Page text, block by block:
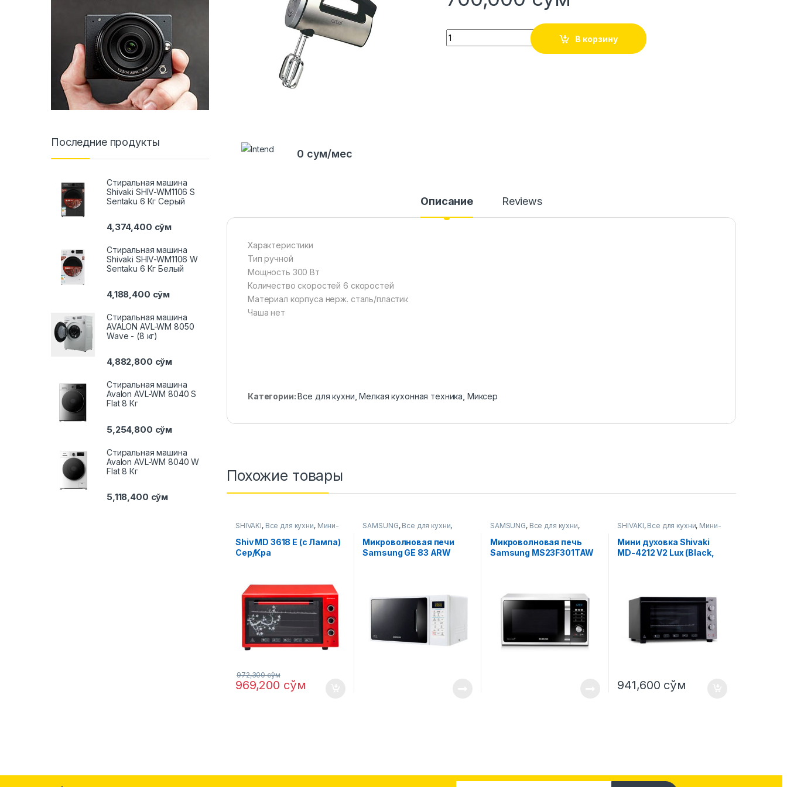
Quantity
В корзину
0 сум/мес
Описание Reviews
Характеристики
Тип ручной
Мощность 300 Вт
Количество скоростей 6 скоростей
Материал корпуса нерж. сталь/пластик
Чаша нет
Категории:Все для кухни ,Мелкая кухонная техника Миксер
Похожие товары
SHIVAKI, Все для кухни, Мини-
Shiv MD 3618 E (с Лампа)
Сер/Kра
969,200 сўм
972,300сўм
SAMSUNG, Все для кухни,
Микроволновые печи
Микроволновая печи
Samsung GE 83 ARW
SAMSUNG, Все для кухни,
Микроволновые печи
Микроволновая печь
Samsung MS23F301TAW
SHIVAKI, Все для кухни, Мини-
Мини духовка Shivaki
MD-4212 V2 Lux (Black,
941,600 сўм
Последние продукты
Стиральная машина
Shivaki SHIV-WM1106 S
Sentaku 6 Кг Серый
4,374,400 сўм
Стиральная машина
Shivaki SHIV-WM1106 W
Sentaku 6 Кг Белый
4,188,400 сўм
Стиральная машина
AVALON AVL-WM 8050
Wave - (8 кг)
4,882,800 сўм
Стиральная машина
Avalon AVL-WM 8040 S
Flat 8 Кг
5,254,800 сўм
Стиральная машина
Avalon AVL-WM 8040 W
Flat 8 Кг
5,118,400 сўм